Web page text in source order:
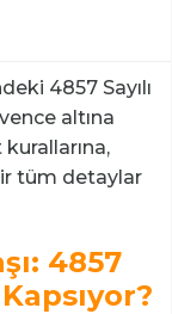
4857 Sayılı
altına
tüm detaylar
4857